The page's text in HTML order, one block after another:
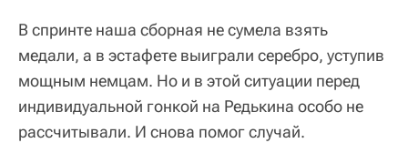
В спринте наша сборная не сумела взять
медали, а в эстафете выиграли серебро, уступив
мощным немцам. Но и в этой ситуации перед
индивидуальной гонкой на Редькина особо не
рассчитывали. И снова помог случай.